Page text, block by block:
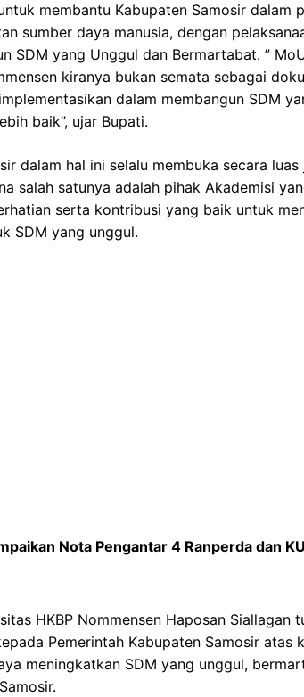
membantu Kabupaten Samosir dalam
sumber daya manusia, dengan
SDM yang Unggul dan Bermartabat. ”
kiranya bukan semata sebagai
dalam membangun SDM
baik”, ujar Bupati.
dalam hal ini selalu membuka secara
salah satunya adalah pihak Akademisi
serta kontribusi yang baik untuk
SDM yang unggul.
Nota Pengantar 4 Ranperda dan
HKBP Nommensen Haposan Siallagan
Pemerintah Kabupaten Samosir atas
meningkatkan SDM yang unggul,